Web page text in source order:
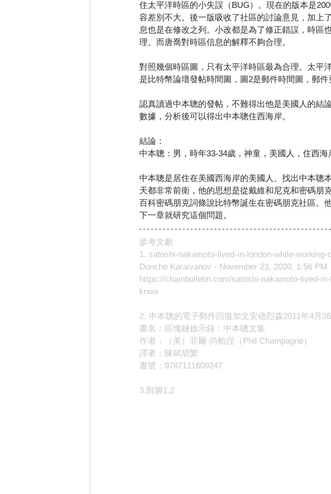
住太平洋時區的小失誤（BUG）。現在的版本是
容差別不大。後一版吸收了社區的討論意見，加上
息也是在修改之列。小改都是為了修正錯誤，時區
理。而唐喬對時區信息的解釋不夠合理。
對照幾個時區圖，只有太平洋時區最為合理。太平
是比特幣論壇發帖時間圖，圖2是郵件時間圖，郵件
認真讀過中本聰的發帖，不難得出他是美國人的結
數據，分析後可以得出中本聰住西海岸。
結論：
中本聰：男，時年33-34歲，神童，美國人，住西海
中本聰是居住在美國西海岸的美國人。找出中本聰
天都非常前衛，他的思想是從戴維和尼克和密碼朋
百科密碼朋克詞條說比特幣誕生在密碼朋克社區。
下一章就研究這個問題。
參考文獻
1. satoshi-nakamoto-lived-in-london-while-
Doncho Karaivanov - November 23, 2020, 1:56 PM
https://chainbulletin.com/satoshi-nakamoto-lived-
know
2. 中本聰的電子郵件回復加文安德烈森2011年4月26
書名：區塊鏈啟示錄：中本聰文集
作者：（美）菲爾·尚帕涅（Phil Champagne）
譯者：陳斌胡繁
書號：9787111609247
3.附圖1,2